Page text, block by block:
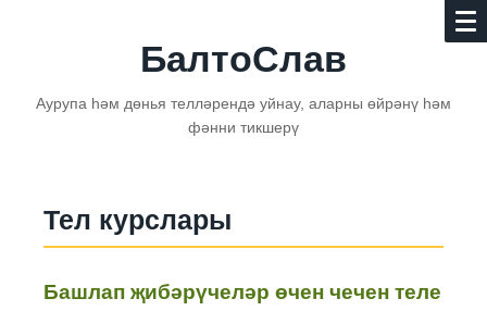
Балто­Слав
Аурупа һәм дөнья телләрендә уйнау, аларны өйрәнү һәм
фәнни тикшерү
Тел курслары
Башлап җибәрүчеләр өчен чечен теле